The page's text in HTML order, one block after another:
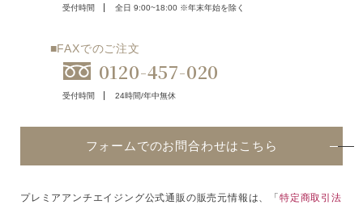
受付時間 全日 9:00~18:00 ※年末年始を除く
■FAXでのご注文
0120-457-020
受付時間 24時間/年中無休
フォームでのお問合わせはこちら
プレミアアンチエイジング公式通販の販売元情報は、「特定商取引法